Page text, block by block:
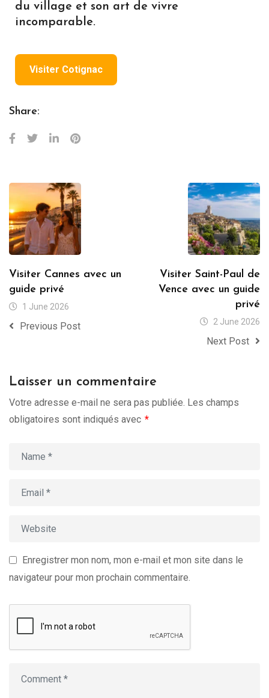
du village et son art de vivre
incomparable.
Visiter Cotignac
Share:
Visiter Cannes avec un
guide privé
1 June 2026
Previous Post
Visiter Saint-Paul de
Vence avec un guide
privé
2 June 2026
Next Post
Laisser un commentaire
Votre adresse e-mail ne sera pas publiée. Les champs
obligatoires sont indiqués avec *
Enregistrer mon nom, mon e-mail et mon site dans le
navigateur pour mon prochain commentaire.